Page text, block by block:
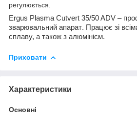
регулюється.
Ergus Plasma Cutvert 35/50 ADV –
зварювальний апарат. Працює зі
сплаву, а також з алюмінієм.
Приховати
Характеристики
Основні